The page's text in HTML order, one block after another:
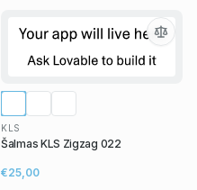
KLS
Šalmas KLS Zigzag 022
€25,00